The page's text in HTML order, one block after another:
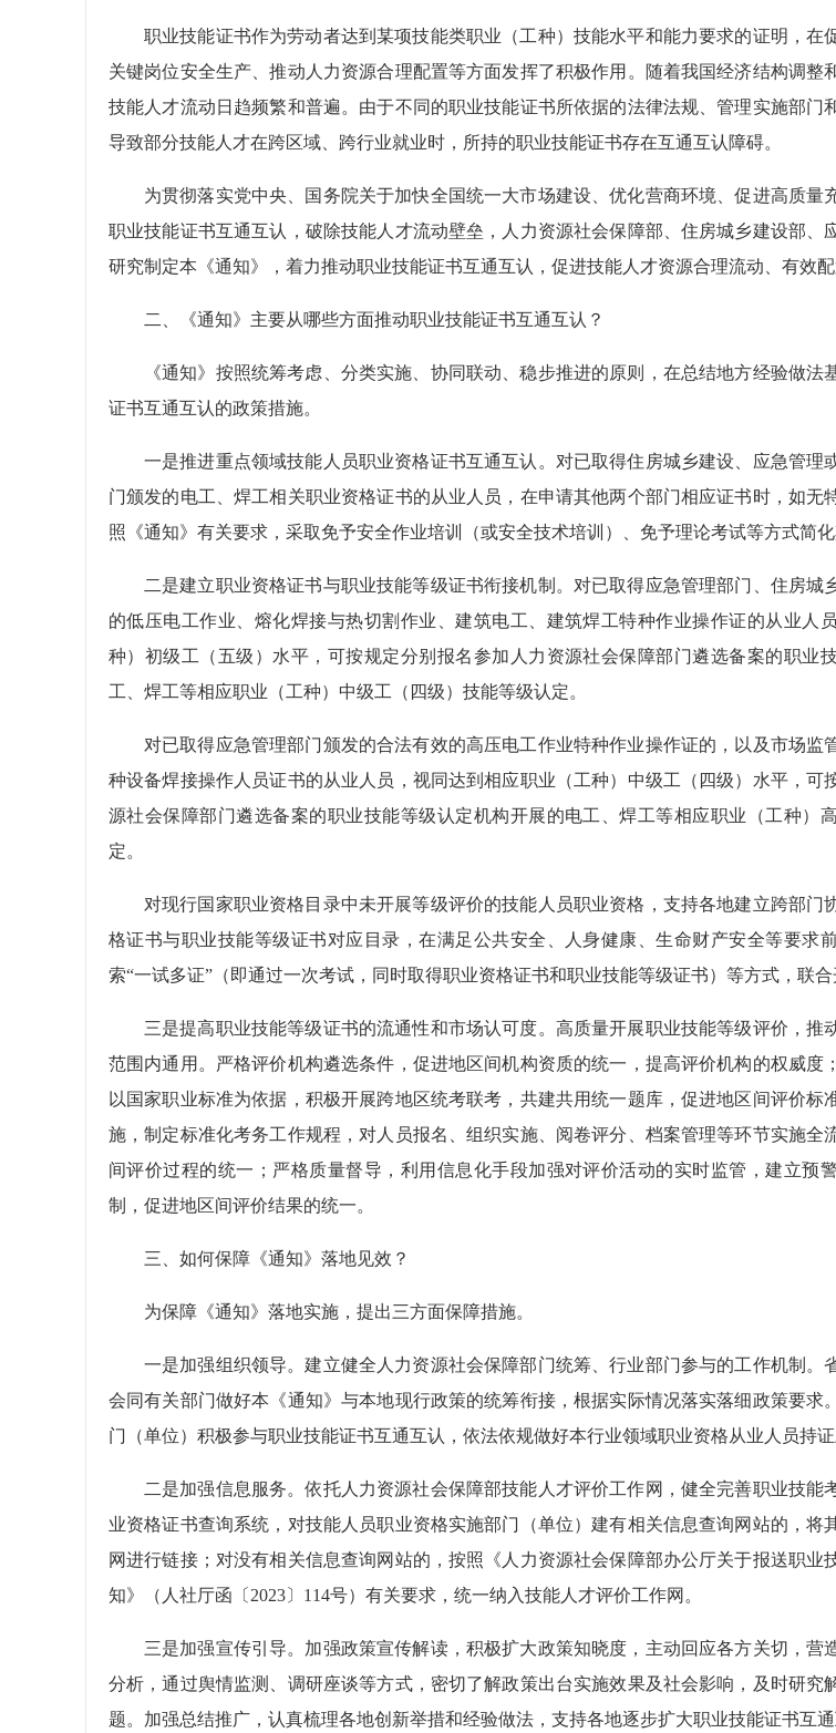
职业技能证书作为劳动者达到某项技能类职业（工种）技能水平和能力要求的证明，在
关键岗位安全生产、推动人力资源合理配置等方面发挥了积极作用。随着我国经济结构调整
技能人才流动日趋频繁和普遍。由于不同的职业技能证书所依据的法律法规、管理实施部门
导致部分技能人才在跨区域、跨行业就业时，所持的职业技能证书存在互通互认障碍。
为贯彻落实党中央、国务院关于加快全国统一大市场建设、优化营商环境、促进高质量
职业技能证书互通互认，破除技能人才流动壁垒，人力资源社会保障部、住房城乡建设部、
研究制定本《通知》，着力推动职业技能证书互通互认，促进技能人才资源合理流动、有效配
二、《通知》主要从哪些方面推动职业技能证书互通互认？
《通知》按照统筹考虑、分类实施、协同联动、稳步推进的原则，在总结地方经验做法
证书互通互认的政策措施。
一是推进重点领域技能人员职业资格证书互通互认。对已取得住房城乡建设、应急管理
门颁发的电工、焊工相关职业资格证书的从业人员，在申请其他两个部门相应证书时，如无
照《通知》有关要求，采取免予安全作业培训（或安全技术培训）、免予理论考试等方式简化
二是建立职业资格证书与职业技能等级证书衔接机制。对已取得应急管理部门、住房城
的低压电工作业、熔化焊接与热切割作业、建筑电工、建筑焊工特种作业操作证的从业人
种）初级工（五级）水平，可按规定分别报名参加人力资源社会保障部门遴选备案的职业
工、焊工等相应职业（工种）中级工（四级）技能等级认定。
对已取得应急管理部门颁发的合法有效的高压电工作业特种作业操作证的，以及市场监
种设备焊接操作人员证书的从业人员，视同达到相应职业（工种）中级工（四级）水平，可
源社会保障部门遴选备案的职业技能等级认定机构开展的电工、焊工等相应职业（工种）
定。
对现行国家职业资格目录中未开展等级评价的技能人员职业资格，支持各地建立跨部门
格证书与职业技能等级证书对应目录，在满足公共安全、人身健康、生命财产安全等要求
索“一试多证”（即通过一次考试，同时取得职业资格证书和职业技能等级证书）等方式，联合
三是提高职业技能等级证书的流通性和市场认可度。高质量开展职业技能等级评价，推
范围内通用。严格评价机构遴选条件，促进地区间机构资质的统一，提高评价机构的权威度
以国家职业标准为依据，积极开展跨地区统考联考，共建共用统一题库，促进地区间评价标
施，制定标准化考务工作规程，对人员报名、组织实施、阅卷评分、档案管理等环节实施全
间评价过程的统一；严格质量督导，利用信息化手段加强对评价活动的实时监管，建立预
制，促进地区间评价结果的统一。
三、如何保障《通知》落地见效？
为保障《通知》落地实施，提出三方面保障措施。
一是加强组织领导。建立健全人力资源社会保障部门统筹、行业部门参与的工作机制。
会同有关部门做好本《通知》与本地现行政策的统筹衔接，根据实际情况落实落细政策要求
门（单位）积极参与职业技能证书互通互认，依法依规做好本行业领域职业资格从业人员持证
二是加强信息服务。依托人力资源社会保障部技能人才评价工作网，健全完善职业技能
业资格证书查询系统，对技能人员职业资格实施部门（单位）建有相关信息查询网站的，将
网进行链接；对没有相关信息查询网站的，按照《人力资源社会保障部办公厅关于报送职业
知》（人社厅函〔2023〕114号）有关要求，统一纳入技能人才评价工作网。
三是加强宣传引导。加强政策宣传解读，积极扩大政策知晓度，主动回应各方关切，营
分析，通过舆情监测、调研座谈等方式，密切了解政策出台实施效果及社会影响，及时研究
题。加强总结推广，认真梳理各地创新举措和经验做法，支持各地逐步扩大职业技能证书互通